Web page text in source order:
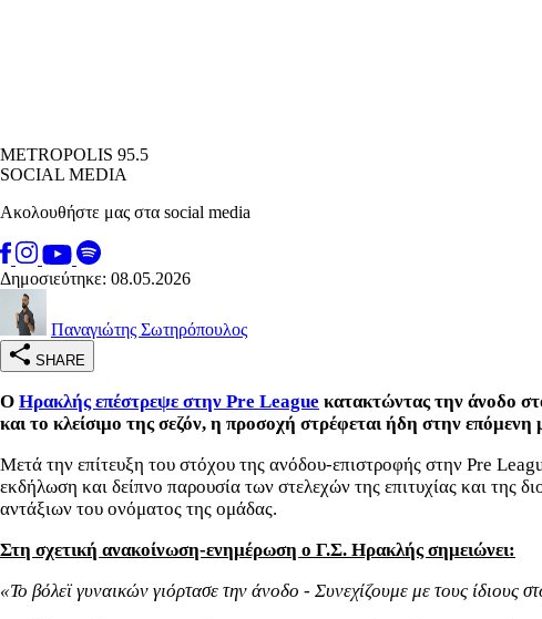
METROPOLIS 95.5
SOCIAL MEDIA
Ακολουθήστε μας στα social media
Δημοσιεύτηκε: 08.05.2026
Παναγιώτης Σωτηρόπουλος
SHARE
Ο Ηρακλής επέστρεψε στην Pre League κατακτώντας την άνοδο
και το κλείσιμο της σεζόν, η προσοχή στρέφεται ήδη στην
Μετά την επίτευξη του στόχου της ανόδου-επιστροφής στην Pre
εκδήλωση και δείπνο παρουσία των στελεχών της επιτυχίας και της
αντάξιων του ονόματος της ομάδας.
Στη σχετική ανακοίνωση-ενημέρωση ο Γ.Σ. Ηρακλής σημειώνει:
«To βόλεϊ γυναικών γιόρτασε την άνοδο - Συνεχίζουμε με τους ίδιους